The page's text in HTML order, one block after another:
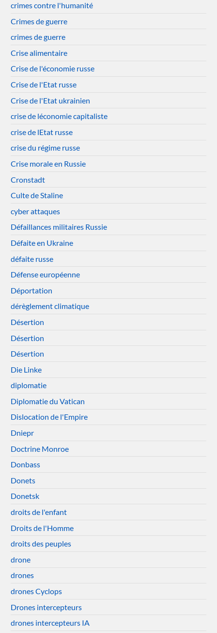
crimes contre l'humanité
Crimes de guerre
crimes de guerre
Crise alimentaire
Crise de l'économie russe
Crise de l'Etat russe
Crise de l'Etat ukrainien
crise de léconomie capitaliste
crise de lEtat russe
crise du régime russe
Crise morale en Russie
Cronstadt
Culte de Staline
cyber attaques
Défaillances militaires Russie
Défaite en Ukraine
défaite russe
Défense européenne
Déportation
dérèglement climatique
Désertion
Désertion
Désertion
Die Linke
diplomatie
Diplomatie du Vatican
Dislocation de l'Empire
Dniepr
Doctrine Monroe
Donbass
Donets
Donetsk
droits de l'enfant
Droits de l'Homme
droits des peuples
drone
drones
drones Cyclops
Drones intercepteurs
drones intercepteurs IA